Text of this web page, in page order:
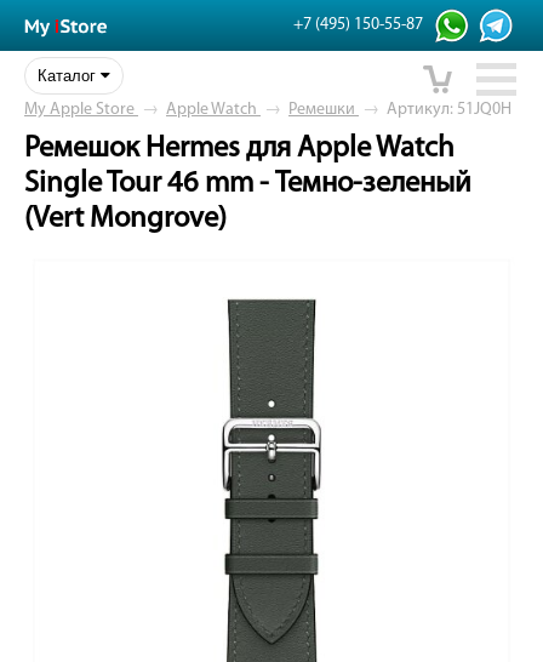
+7 (495) 150-55-87
Каталог
My Apple Store → Apple Watch → Ремешки → Артикул: 51JQ0H
Ремешок Hermes для Apple Watch
Single Tour 46 mm - Темно-зеленый
(Vert Mongrove)